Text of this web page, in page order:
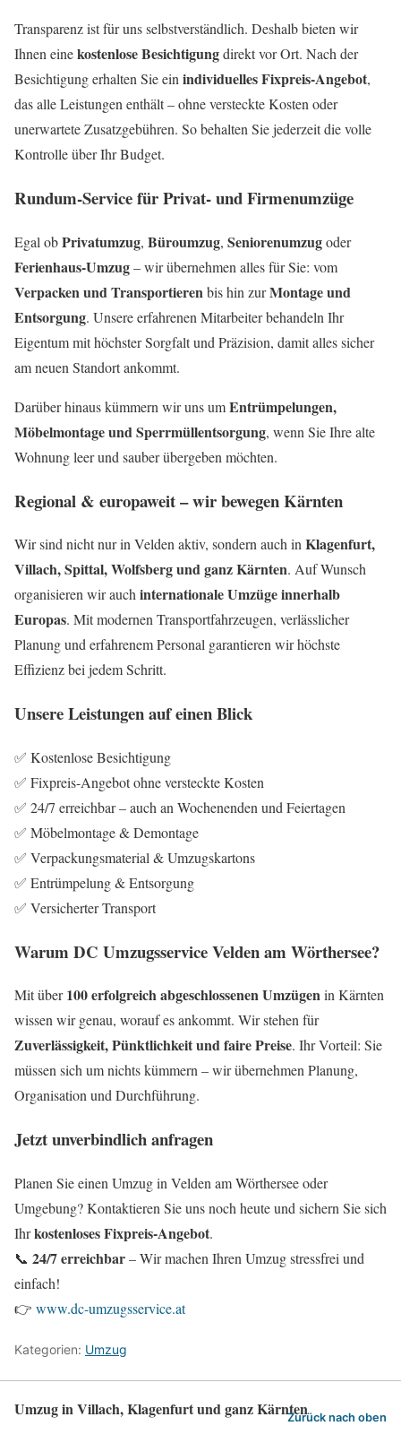
Transparenz ist für uns selbstverständlich. Deshalb bieten wir
Ihnen einekostenlose Besichtigungdirekt vor Ort. Nach der
Besichtigung erhalten Sie einindividuelles Fixpreis-Angebot,
das alle Leistungen enthält – ohne versteckte Kosten oder
unerwartete Zusatzgebühren. So behalten Sie jederzeit die volle
Kontrolle über Ihr Budget.
Rundum-Service für Privat- und Firmenumzüge
Egal obPrivatumzug, Büroumzug, Seniorenumzugoder
Ferienhaus-Umzug– wir übernehmen alles für Sie: vom
Verpacken und Transportierenbis hin zurMontage und
Entsorgung. Unsere erfahrenen Mitarbeiter behandeln Ihr
Eigentum mit höchster Sorgfalt und Präzision, damit alles sicher
am neuen Standort ankommt.
Darüber hinaus kümmern wir uns umEntrümpelungen,
Möbelmontage und Sperrmüllentsorgung, wenn Sie Ihre alte
Wohnung leer und sauber übergeben möchten.
Regional & europaweit – wir bewegen Kärnten
Wir sind nicht nur in Velden aktiv, sondern auch inKlagenfurt,
Villach, Spittal, Wolfsberg und ganz Kärnten. Auf Wunsch
organisieren wir auchinternationale Umzüge innerhalb
Europas. Mit modernen Transportfahrzeugen, verlässlicher
Planung und erfahrenem Personal garantieren wir höchste
Effizienz bei jedem Schritt.
Unsere Leistungen auf einen Blick
✅ Kostenlose Besichtigung
✅ Fixpreis-Angebot ohne versteckte Kosten
✅ 24/7 erreichbar – auch an Wochenenden und Feiertagen
✅ Möbelmontage & Demontage
✅ Verpackungsmaterial & Umzugskartons
✅ Entrümpelung & Entsorgung
✅ Versicherter Transport
Warum DC Umzugsservice Velden am Wörthersee?
Mit über100 erfolgreich abgeschlossenen Umzügenin Kärnten
wissen wir genau, worauf es ankommt. Wir stehen für
Zuverlässigkeit, Pünktlichkeit und faire Preise. Ihr Vorteil: Sie
müssen sich um nichts kümmern – wir übernehmen Planung,
Organisation und Durchführung.
Jetzt unverbindlich anfragen
Planen Sie einen Umzug in Velden am Wörthersee oder
Umgebung? Kontaktieren Sie uns noch heute und sichern Sie sich
Ihrkostenloses Fixpreis-Angebot.
📞 24/7 erreichbar– Wir machen Ihren Umzug stressfrei und
einfach!
👉 www.dc-umzugsservice.at
Kategorien: Umzug
Umzug in Villach, Klagenfurt und ganz KärntenZurück nach oben